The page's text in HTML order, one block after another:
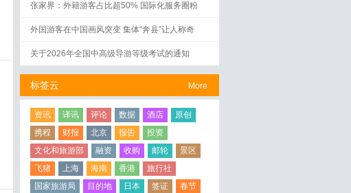
张家界：外籍游客占比超50% 国际化服务圈粉
外国游客在中国画风突变 集体“奔县”让人称奇
关于2026年全国中高级导游等级考试的通知
More
标签云
资讯 译讯 评论 数据 酒店
原创
携程
财报 北京 报告
投资
文化和旅游部
融资 收购 邮轮
景区
飞猪
上海 海南 香港
旅行社
国家旅游局
目的地 日本 签证
春节